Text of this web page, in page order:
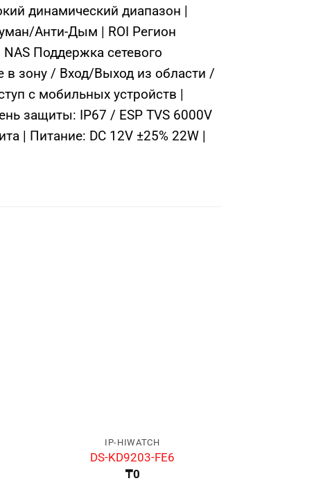
динамический диапазон |
Анти-Дым | ROI Регион
Поддержка сетевого
зону / Вход/Выход из области /
с мобильных устройств |
защиты: IP67 / ESP TVS 6000V
| Питание: DC 12V ±25% 22W |
IP-HIWATCH
DS-KD9203-FE6
₸0